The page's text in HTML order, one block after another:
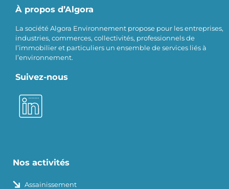
À propos d’Algora
La société Algora Environnement propose pour les entreprises,
industries, commerces, collectivités, professionnels de
l’immobilier et particuliers un ensemble de services liés à
l’environnement.
Suivez-nous
Nos activités
Assainissement